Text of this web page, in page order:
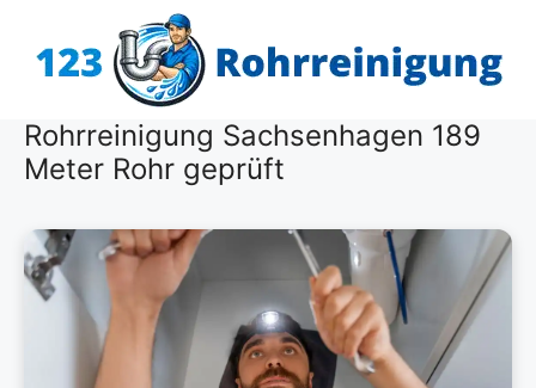
Inhalt
Rohrreinigung Sachsenhagen 189
Meter Rohr geprüft